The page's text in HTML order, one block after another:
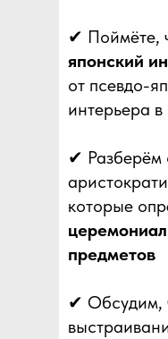
✔ Поймёте,
японский
от псевдо-
интерьера
✔ Разберём
которые
предметов
✔ Обсудим,